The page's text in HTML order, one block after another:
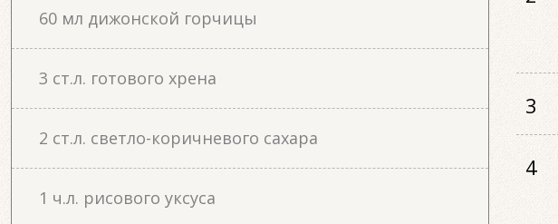
60 мл дижонской горчицы
3 ст.л. готового хрена
2 ст.л. светло-коричневого сахара
1 ч.л. рисового уксуса